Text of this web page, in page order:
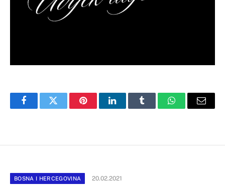
FacebookTwitter PinterestLinkedInTumblr WhatsAppEmail
BOSNA I HERCEGOVINA 20.02.2021